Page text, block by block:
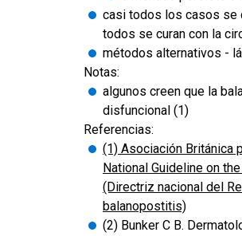
casi todos los casos se
todos se curan con la
métodos alternativos -
Notas:
algunos creen que la
disfuncional (1)
Referencias:
(1) Asociación Británica
National Guideline on
(Directriz nacional del
balanopostitis)
(2) Bunker C B.